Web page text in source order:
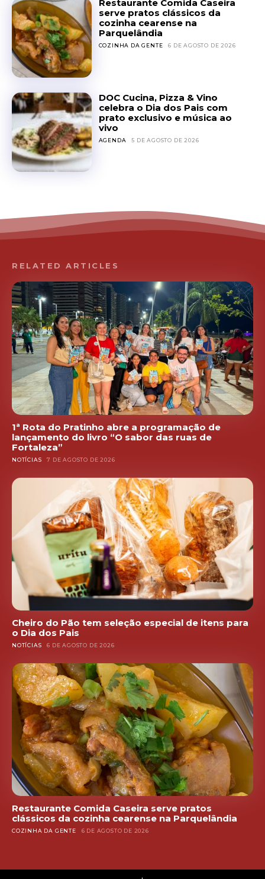
Restaurante Comida Caseira
serve pratos clássicos da
cozinha cearense na
Parquelândia
COZINHA DA GENTE 6 DE AGOSTO DE 2026
DOC Cucina, Pizza & Vino
celebra o Dia dos Pais com
prato exclusivo e música ao
vivo
AGENDA 5 DE AGOSTO DE 2026
RELATED ARTICLES
1ª Rota do Pratinho abre a programação de
lançamento do livro “O sabor das ruas de
Fortaleza”
NOTÍCIAS 7 DE AGOSTO DE 2026
Cheiro do Pão tem seleção especial de itens para
o Dia dos Pais
NOTÍCIAS 6 DE AGOSTO DE 2026
Restaurante Comida Caseira serve pratos
clássicos da cozinha cearense na Parquelândia
COZINHA DA GENTE 6 DE AGOSTO DE 2026